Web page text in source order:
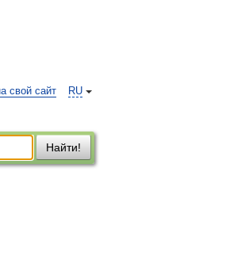
RU
свой сайт
Найти!